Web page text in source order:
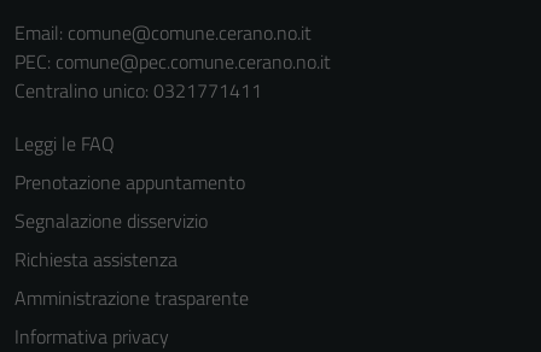
Email: comune@comune.cerano.no.it
PEC: comune@pec.comune.cerano.no.it
Centralino unico: 0321771411
Leggi le FAQ
Prenotazione appuntamento
Segnalazione disservizio
Richiesta assistenza
Amministrazione trasparente
Informativa privacy